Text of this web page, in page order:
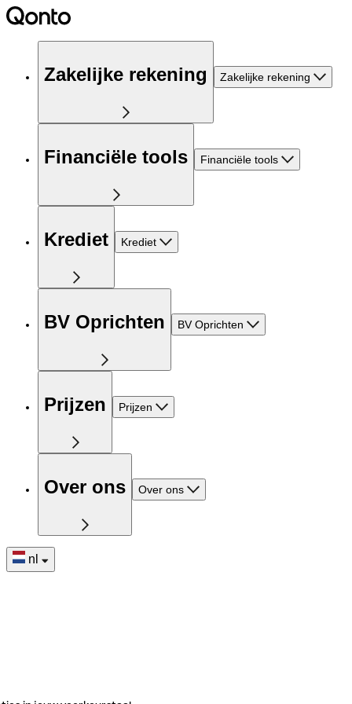
Zakelijke rekening Zakelijke rekening
Financiële tools Financiële tools
Krediet Krediet
BV Oprichten BV Oprichten
Prijzen Prijzen
Over ons Over ons
nl